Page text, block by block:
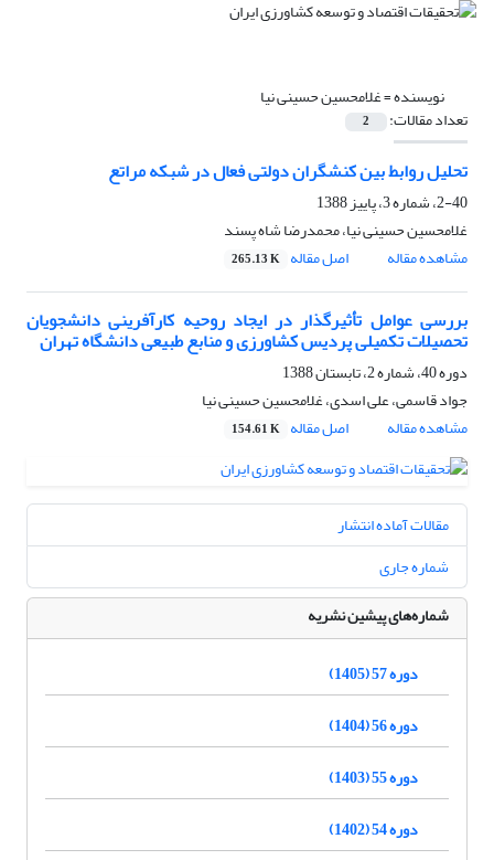
نویسنده =غلامحسین حسینی نیا
تعداد مقالات: 2
تحلیل روابط بین کنشگران دولتی فعال در شبکه مراتع
2-40، شماره 3، پاییز 1388
غلامحسین حسینی نیا، محمدرضا شاه پسند
مشاهده مقاله
اصل مقاله 265.13 K
بررسی ‌عوامل تأثیرگذار در ایجاد‌ روحیه کارآفرینی دانشجویان
تحصیلات تکمیلی پردیس کشاورزی و منابع طبیعی دانشگاه تهران
دوره 40، شماره 2، تابستان 1388
جواد قاسمی، علی اسدی، غلامحسین حسینی نیا
مشاهده مقاله
اصل مقاله 154.61 K
مقالات آماده انتشار
شماره جاری
شماره‌های پیشین نشریه
دوره 57 (1405)
دوره 56 (1404)
دوره 55 (1403)
دوره 54 (1402)